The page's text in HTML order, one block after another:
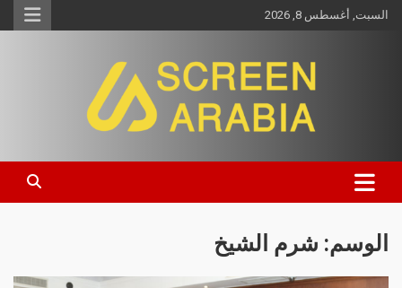
السبت, أغسطس 8, 2026
Screen Arabia
الوسم: شرم الشيخ